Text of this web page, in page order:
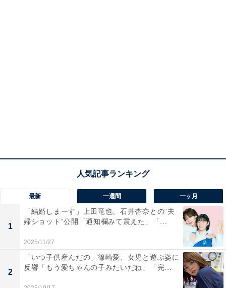
最新 一週間 一ヶ月
1
「結婚しまーす」上田竜也、石井杏奈との“夫
婦ショット”公開「通知欄みて震えた」「...
2025/11/27
2
「いつ子供産んだの」篠崎愛、女児と遊ぶ姿に
反響「もう愛ちゃんの子みたいだね」「完...